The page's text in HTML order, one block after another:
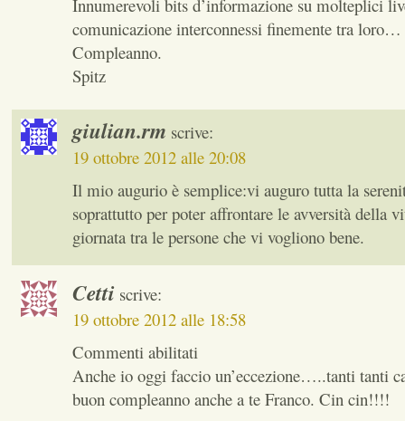
Innumerevoli bits d’informazione su molteplici
comunicazione interconnessi finemente tra
Compleanno.
Spitz
giulian.rm scrive:
19 ottobre 2012 alle 20:08
Il mio augurio è semplice:vi auguro tutta la
soprattutto per poter affrontare le avversità della
giornata tra le persone che vi vogliono bene.
Cetti scrive:
19 ottobre 2012 alle 18:58
Commenti abilitati
Anche io oggi faccio un’eccezione…..tanti tanti
buon compleanno anche a te Franco. Cin cin!!!!